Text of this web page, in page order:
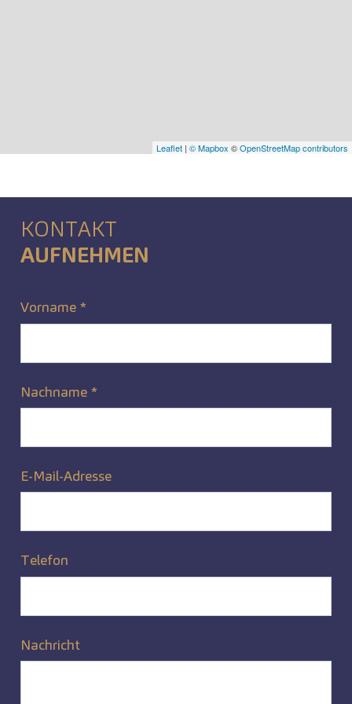
Leaflet | © Mapbox ©OpenStreetMap contributors
KONTAKT
AUFNEHMEN
Vorname *
Nachname *
E-Mail-Adresse
Telefon
Nachricht